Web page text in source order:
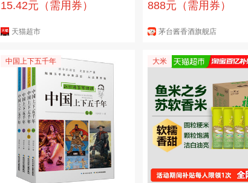
15.42元（需用券）
天猫超市
888元（需用券）
茅台酱香酒旗舰店
中国上下五千年 大米